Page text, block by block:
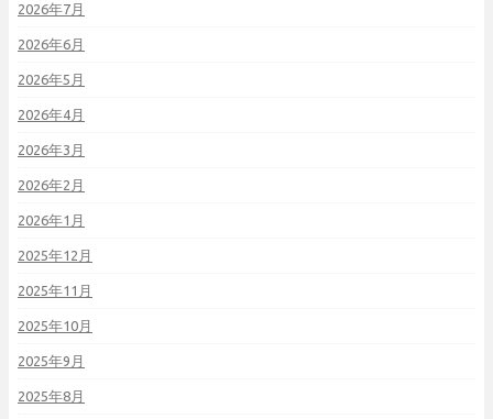
2026年7月
2026年6月
2026年5月
2026年4月
2026年3月
2026年2月
2026年1月
2025年12月
2025年11月
2025年10月
2025年9月
2025年8月